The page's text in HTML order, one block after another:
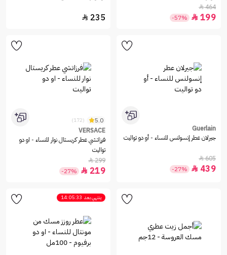
464

199

-57%
235

Guerlain
جيرلان عطر إنسولنس للنساء - أو دو تواليت
605

439

-27%
5.0
(172)
VERSACE
فرزاتشي عطر كريستال نوار للنساء - او دو
تواليت
299

219

-27%
ينتهي بعد 14:05:33